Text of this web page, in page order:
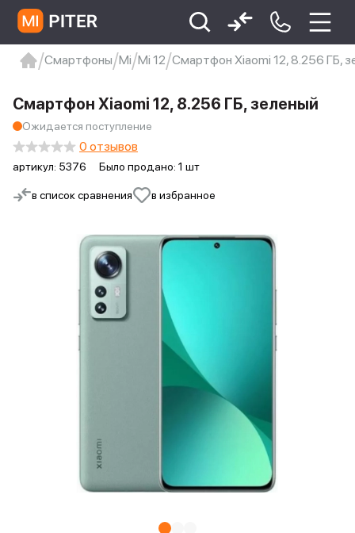
Xiaomi 9 про
xiaomi redmi 12c
Смартфоны Mi Mi 12 Смартфон Xiaomi 12, 8.256 ГБ,
в список сравнения в избранное
Смартфон Xiaomi 12, 8.256 ГБ, зеленый
Ожидается поступление
артикул: 5376 Было продано: 1 шт
0 отзывов